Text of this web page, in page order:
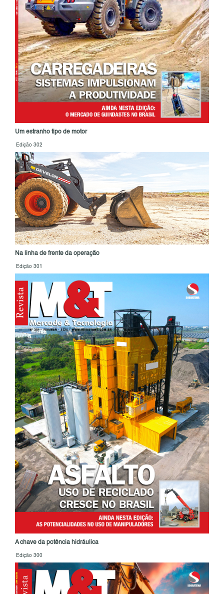
Um estranho tipo de motor
Edição 302
Na linha de frente da operação
Edição 301
A chave da potência hidráulica
Edição 300